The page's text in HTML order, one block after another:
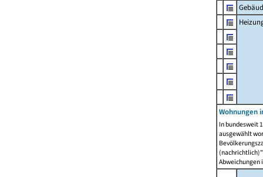
Wohnungen
In bundesweit
ausgewählt
Abweichungen